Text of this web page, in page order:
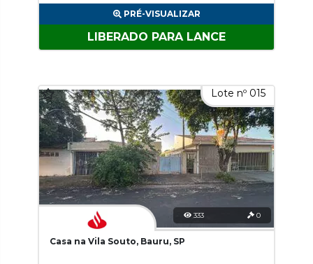
PRÉ-VISUALIZAR
LIBERADO PARA LANCE
Lote nº 015
333 0
Casa na Vila Souto, Bauru, SP